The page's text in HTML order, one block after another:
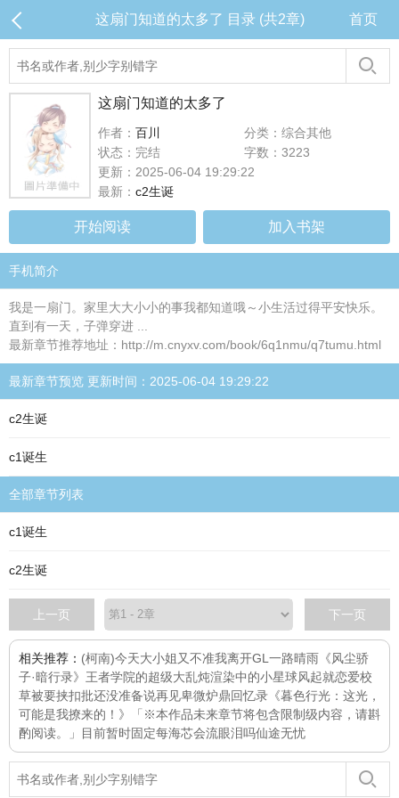
这扇门知道的太多了 目录 (共2章) 首页
这扇门知道的太多了
作者： 百川
分类：综合其他
状态：完结
字数：3223
更新：2025-06-04 19:29:22
最新： c2生诞
开始阅读 加入书架
手机简介
我是一扇门。家里大大小小的事我都知道哦～小生活过得平安快乐。
直到有一天，子弹穿进 ...
最新章节推荐地址：http://m.cnyxv.com/book/6q1nmu/q7tumu.html
最新章节预览 更新时间：2025-06-04 19:29:22
c2生诞
c1诞生
全部章节列表
c1诞生
c2生诞
上一页 下一页
相关推荐： (柯南)今天大小姐又不准我离开GL 一路晴雨 《风尘骄
子·暗行录》 王者学院的超级大乱炖渲染中的小星球风起就恋爱校
草被要挟扣批还没准备说再见卑微炉鼎回忆录 《暮色行光：这光，
可能是我撩来的！》「※本作品未来章节将包含限制级内容，请斟
酌阅读。」目前暂时固定每海芯会流眼泪吗仙途无忧